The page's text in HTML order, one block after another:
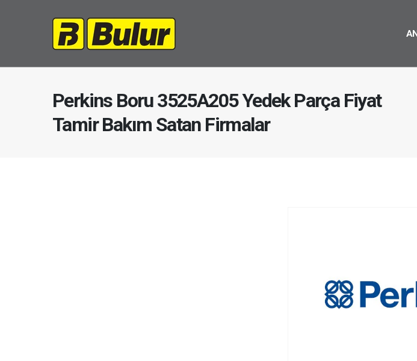
Perkins Boru 3525A205 Yedek Parça Fiyat
Tamir Bakım Satan Firmalar